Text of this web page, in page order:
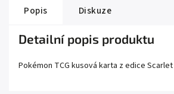
Popis Diskuze
Detailní popis produktu
Pokémon TCG kusová karta z edice Scarlet